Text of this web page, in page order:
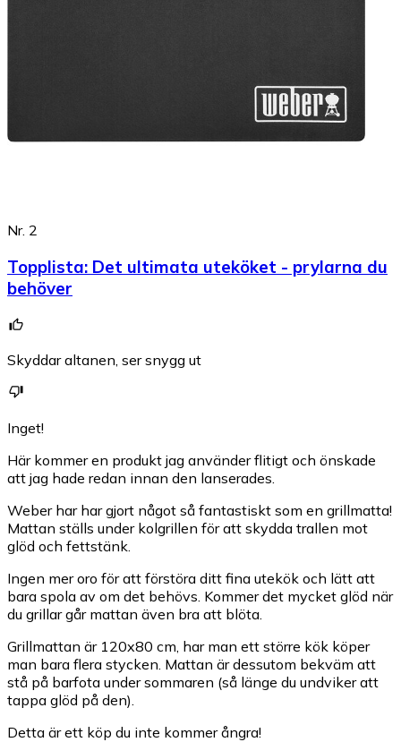
Nr. 2
Topplista: Det ultimata uteköket - prylarna du
behöver
Skyddar altanen, ser snygg ut
Inget!
Här kommer en produkt jag använder flitigt och önskade
att jag hade redan innan den lanserades.
Weber har har gjort något så fantastiskt som en grillmatta!
Mattan ställs under kolgrillen för att skydda trallen mot
glöd och fettstänk.
Ingen mer oro för att förstöra ditt fina utekök och lätt att
bara spola av om det behövs. Kommer det mycket glöd när
du grillar går mattan även bra att blöta.
Grillmattan är 120x80 cm, har man ett större kök köper
man bara flera stycken. Mattan är dessutom bekväm att
stå på barfota under sommaren (så länge du undviker att
tappa glöd på den).
Detta är ett köp du inte kommer ångra!